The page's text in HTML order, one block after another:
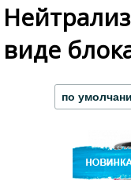
виде
по